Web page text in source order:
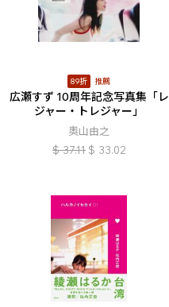
89折 推薦
広瀬すず 10周年記念写真集「レ
ジャー・トレジャー」
奧山由之
$ 37.11 $ 33.02